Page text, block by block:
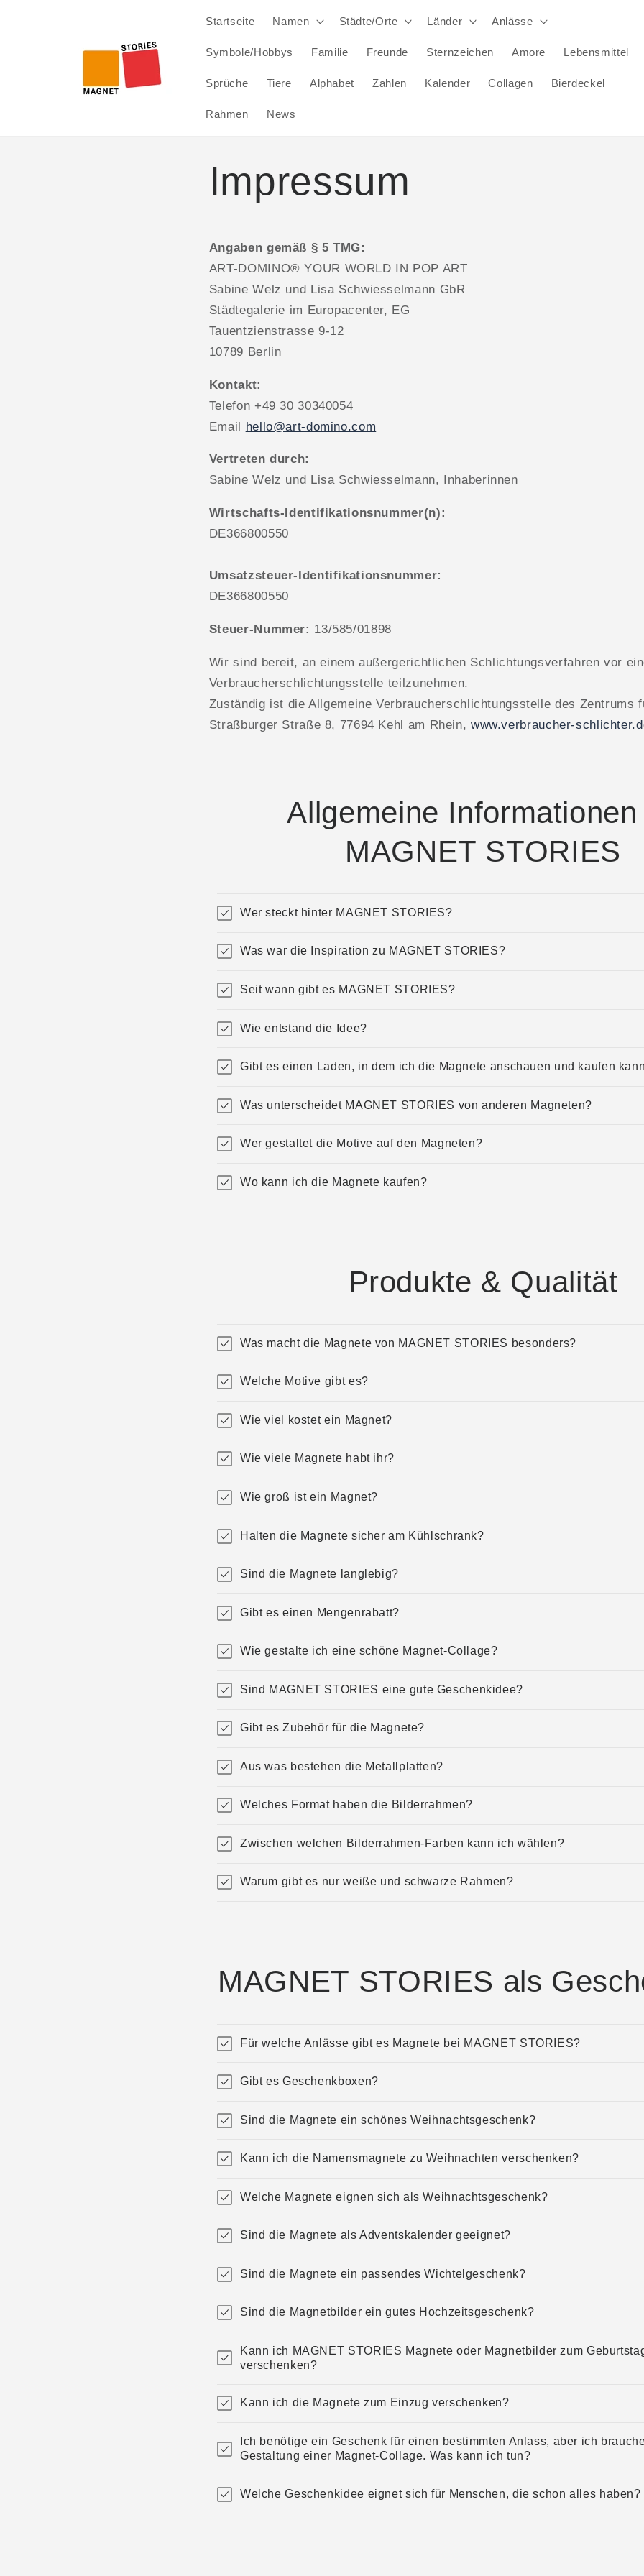
Startseite Namen Städte/Orte Länder Anlässe
Symbole/Hobbys Familie Freunde Sternzeichen Amore Lebensmittel
Sprüche Tiere Alphabet Zahlen Kalender Collagen Bierdeckel
Rahmen News
Impressum
Angaben gemäß § 5 TMG:
ART-DOMINO® YOUR WORLD IN POP ART
Sabine Welz und Lisa Schwiesselmann GbR
Städtegalerie im Europacenter, EG
Tauentzienstrasse 9-12
10789 Berlin
Kontakt:
Telefon +49 30 30340054
Email hello@art-domino.com
Vertreten durch:
Sabine Welz und Lisa Schwiesselmann, Inhaberinnen
Wirtschafts-Identifikationsnummer(n):
DE366800550
Umsatzsteuer-Identifikationsnummer:
DE366800550
Steuer-Nummer: 13/585/01898
Wir sind bereit, an einem außergerichtlichen Schlichtungsverfahren vor
Verbraucherschlichtungsstelle teilzunehmen.
Zuständig ist die Allgemeine Verbraucherschlichtungsstelle des Zentrums
Straßburger Straße 8, 77694 Kehl am Rhein, www.verbraucher-
Allgemeine
MAGNET STORIES
Wer steckt hinter MAGNET STORIES?
Was war die Inspiration zu MAGNET STORIES?
Seit wann gibt es MAGNET STORIES?
Wie entstand die Idee?
Gibt es einen Laden, in dem ich die Magnete anschauen und kaufen
Was unterscheidet MAGNET STORIES von anderen Magneten?
Wer gestaltet die Motive auf den Magneten?
Wo kann ich die Magnete kaufen?
Produkte & Qualität
Was macht die Magnete von MAGNET STORIES besonders?
Welche Motive gibt es?
Wie viel kostet ein Magnet?
Wie viele Magnete habt ihr?
Wie groß ist ein Magnet?
Halten die Magnete sicher am Kühlschrank?
Sind die Magnete langlebig?
Gibt es einen Mengenrabatt?
Wie gestalte ich eine schöne Magnet-Collage?
Sind MAGNET STORIES eine gute Geschenkidee?
Gibt es Zubehör für die Magnete?
Aus was bestehen die Metallplatten?
Welches Format haben die Bilderrahmen?
Zwischen welchen Bilderrahmen-Farben kann ich wählen?
Warum gibt es nur weiße und schwarze Rahmen?
MAGNET STORIES als
Für welche Anlässe gibt es Magnete bei MAGNET STORIES?
Gibt es Geschenkboxen?
Sind die Magnete ein schönes Weihnachtsgeschenk?
Kann ich die Namensmagnete zu Weihnachten verschenken?
Welche Magnete eignen sich als Weihnachtsgeschenk?
Sind die Magnete als Adventskalender geeignet?
Sind die Magnete ein passendes Wichtelgeschenk?
Sind die Magnetbilder ein gutes Hochzeitsgeschenk?
Kann ich MAGNET STORIES Magnete oder Magnetbilder zum
verschenken?
Kann ich die Magnete zum Einzug verschenken?
Ich benötige ein Geschenk für einen bestimmten Anlass, aber ich
Gestaltung einer Magnet-Collage. Was kann ich tun?
Welche Geschenkidee eignet sich für Menschen, die schon alles haben?